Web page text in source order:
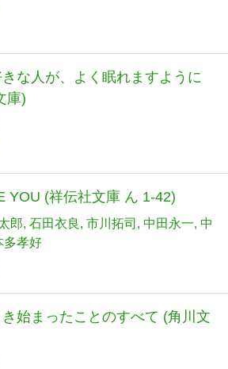
な人が、よく眠れますように
庫)
YOU (祥伝社文庫 ん 1-42)
郎 石田衣良 市川拓司 中田永一 中
多孝好
始まったことのすべて (角川文